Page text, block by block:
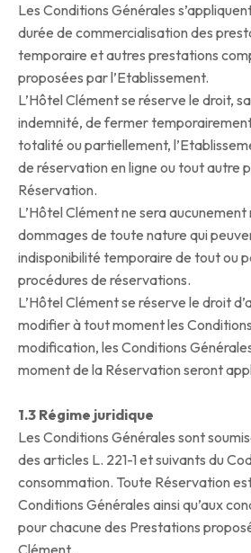
Les Conditions Générales
durée de commercialisation des
temporaire et autres prestations
proposées par l’Etablissement.
L’Hôtel Clément se réserve le droit,
indemnité, de fermer
totalité ou partiellement,
de réservation en ligne ou tout autre
Réservation.
L’Hôtel Clément ne sera
dommages de toute nature qui
indisponibilité temporaire de tout ou
procédures de réservations.
L’Hôtel Clément se réserve le droit
modifier à tout moment les
modification, les Conditions
moment de la Réservation seront
1.3 Régime juridique
Les Conditions Générales sont
des articles L. 221-1 et suivants du
consommation. Toute Réservation
Conditions Générales ainsi qu’aux
pour chacune des Prestations